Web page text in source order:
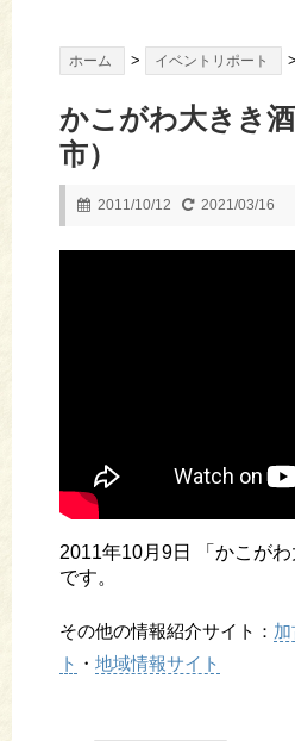
ホーム > イベントリポート >
かこがわ大きき酒
市）
2011/10/12 2021/03/16
2011年10月9日 「かこが
です。
その他の情報紹介サイト：
ト ・ 地域情報サイト